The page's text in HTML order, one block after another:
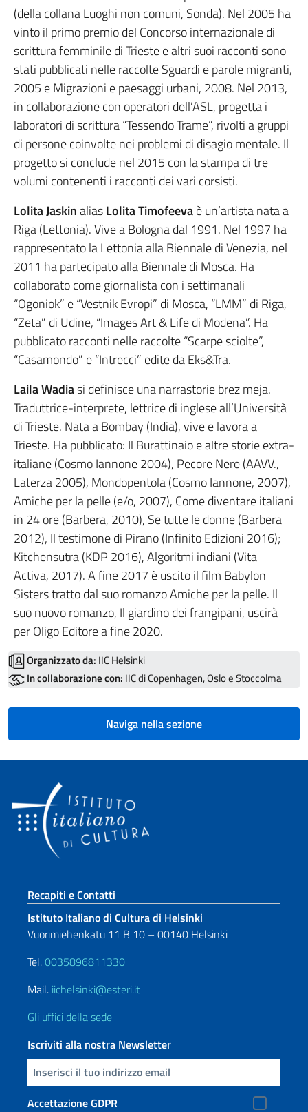
(della collana Luoghi non comuni, Sonda). Nel 2005 ha
vinto il primo premio del Concorso internazionale di
scrittura femminile di Trieste e altri suoi racconti sono
stati pubblicati nelle raccolte Sguardi e parole migranti,
2005 e Migrazioni e paesaggi urbani, 2008. Nel 2013,
in collaborazione con operatori dell’ASL, progetta i
laboratori di scrittura “Tessendo Trame”, rivolti a gruppi
di persone coinvolte nei problemi di disagio mentale. Il
progetto si conclude nel 2015 con la stampa di tre
volumi contenenti i racconti dei vari corsisti.
Lolita JaskinaliasLolita Timofeevaè un’artista nata a
Riga (Lettonia). Vive a Bologna dal 1991. Nel 1997 ha
rappresentato la Lettonia alla Biennale di Venezia, nel
2011 ha partecipato alla Biennale di Mosca. Ha
collaborato come giornalista con i settimanali
“Ogoniok” e “Vestnik Evropi” di Mosca, “LMM” di Riga,
“Zeta” di Udine, “Images Art & Life di Modena”. Ha
pubblicato racconti nelle raccolte “Scarpe sciolte”,
“Casamondo” e “Intrecci” edite da Eks&Tra.
Laila Wadiasi definisce una narrastorie brez meja.
Traduttrice-interprete, lettrice di inglese all’Università
di Trieste. Nata a Bombay (India), vive e lavora a
Trieste. Ha pubblicato: Il Burattinaio e altre storie extra-
italiane (Cosmo Iannone 2004), Pecore Nere (AAVV.,
Laterza 2005), Mondopentola (Cosmo Iannone, 2007),
Amiche per la pelle (e/o, 2007), Come diventare italiani
in 24 ore (Barbera, 2010), Se tutte le donne (Barbera
2012), Il testimone di Pirano (Infinito Edizioni 2016);
Kitchensutra (KDP 2016), Algoritmi indiani (Vita
Activa, 2017). A fine 2017 è uscito il film Babylon
Sisters tratto dal suo romanzo Amiche per la pelle. Il
suo nuovo romanzo, Il giardino dei frangipani, uscirà
per Oligo Editore a fine 2020.
Organizzato da: IIC Helsinki
In collaborazione con: IIC di Copenhagen, Oslo e Stoccolma
Naviga nella sezione
Sezione footer
Recapiti e Contatti
Istituto Italiano di Cultura di Helsinki
Vuorimiehenkatu 11 B 10 – 00140 Helsinki
Tel.0035896811330
Mail. iichelsinki@esteri.it
Gli uffici della sede
Iscriviti alla nostra Newsletter
Inserisci la tua email
Accettazione GDPR